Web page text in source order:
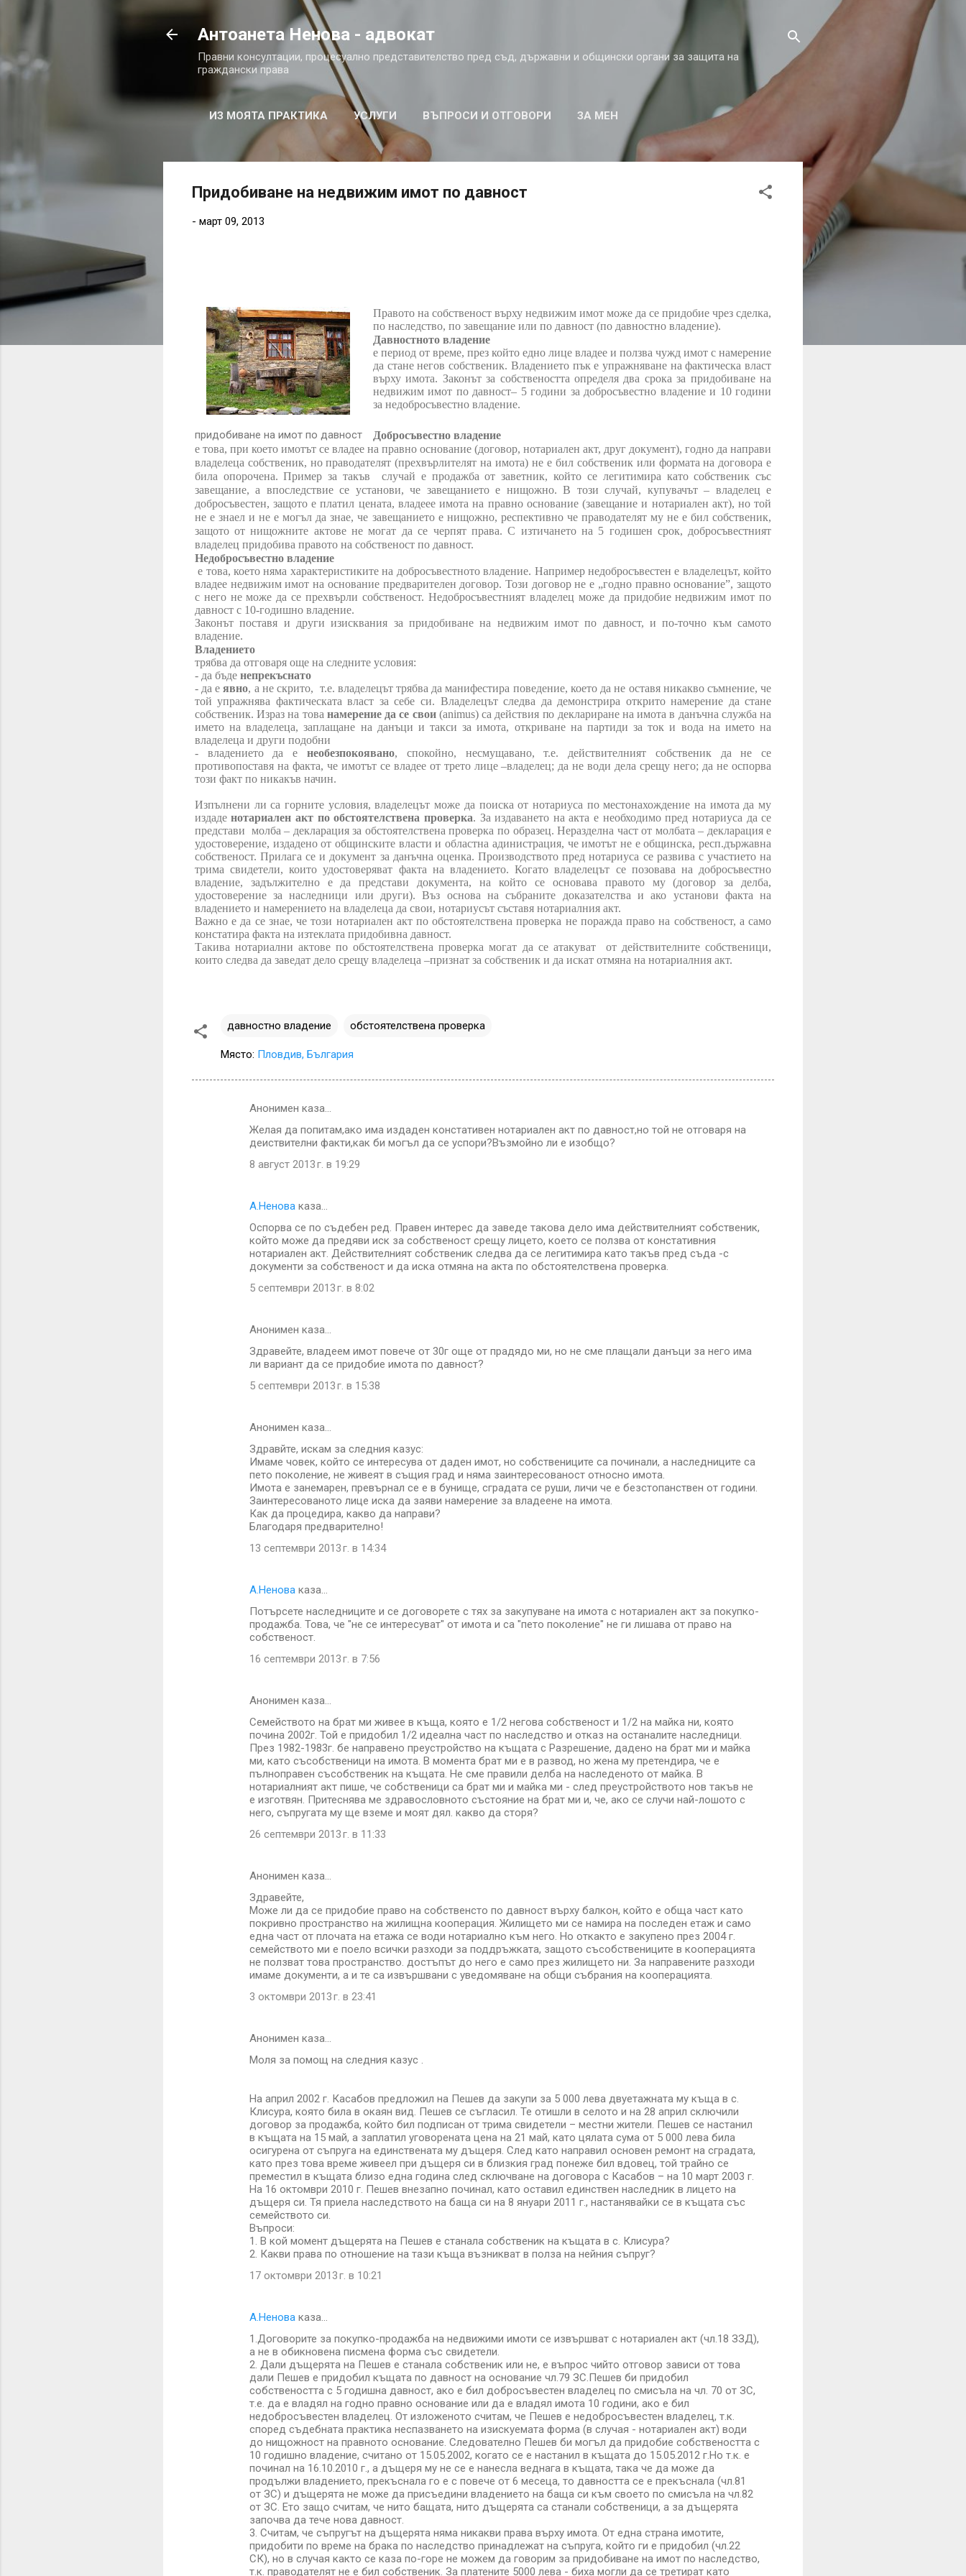
Антоанета Ненова - aдвокат
Правни консултации, процесуално представителство пред съд, държавни и общински органи за защита на
граждански права
ИЗ МОЯТА ПРАКТИКА УСЛУГИ ВЪПРОСИ И ОТГОВОРИ ЗА МЕН
Придобиване на недвижим имот по давност
- март 09, 2013
придобиване на имот по давност
Правото на собственост върху недвижим имот може да се придобие чрез сделка,
по наследство, по завещание или по давност (по давностно владение).
Давностното владение
е период от време, през който едно лице владее и ползва чужд имот с намерение
да стане негов собственик. Владението пък е упражняване на фактическа власт
върху имота. Законът за собствеността определя два срока за придобиване на
недвижим имот по давност– 5 години за добросъвестно владение и 10 години
за недобросъвестно владение.
Добросъвестно владение
е това, при което имотът се владее на правно основание (договор, нотариален акт, друг документ), годно да направи
владелеца собственик, но праводателят (прехвърлителят на имота) не е бил собственик или формата на договора е
била опорочена. Пример за такъв
случай е продажба от заветник, който се легитимира като собственик със
завещание, а впоследствие се установи, че завещанието е нищожно. В този случай, купувачът – владелец е
добросъвестен, защото е платил цената, владеее имота на правно основание (завещание и нотариален акт), но той
не е знаел и не е могъл да знае, че завещанието е нищожно, респективно че праводателят му не е бил собственик,
защото от нищожните актове не могат да се черпят права. С изтичането на 5 годишен срок, добросъвестният
владелец придобива правото на собственост по давност.
Недобросъвестно владение
е това, което няма характеристиките на добросъвестното владение. Например недобросъвестен е владелецът, който
владее недвижим имот на основание предварителен договор. Този договор не е „годно правно основание”, защото
с него не може да се прехвърли собственост. Недобросъвестният владелец може да придобие недвижим имот по
давност с 10-годишно владение.
Законът поставя и други изисквания за придобиване на недвижим имот по давност, и по-точно към самото
владение.
Владението
трябва да отговаря още на следните условия:
- да бъде непрекъснато
- да е явно, а не скрито, т.е. владелецът трябва да манифестира поведение, което да не оставя никакво съмнение, че
той упражнява фактическата власт за себе си. Владелецът следва да демонстрира открито намерение да стане
собственик. Израз на това намерение да се свои(animus)са действия по деклариране на имота в данъчна служба на
името на владелеца, заплащане на данъци и такси за имота, откриване на партиди за ток и вода на името на
владелеца и други подобни
- владението да е необезпокоявано, спокойно, несмущавано, т.е. действителният собственик да не се
противопоставя на факта, че имотът се владее от трето лице –владелец; да не води дела срещу него; да не оспорва
този факт по никакъв начин.
Изпълнени ли са горните условия, владелецът може да поиска от нотариуса по местонахождение на имота да му
издаденотариален акт по обстоятелствена проверка. За издаването на акта е необходимо пред нотариуса да се
представи молба – декларация за обстоятелствена проверка по образец. Неразделна част от молбата – декларация е
удостоверение, издадено от общинските власти и областна адинистрация, че имотът не е общинска, респ.държавна
собственост. Прилага се и документ за данъчна оценка. Производството пред нотариуса се развива с участието на
трима свидетели, които удостоверяват факта на владението. Когато владелецът се позовава на добросъвестно
владение, задължително е да представи документа, на който се основава правото му (договор за делба,
удостоверение за наследници или други). Въз основа на събраните доказателства и ако установи факта на
владението и намерението на владелеца да свои, нотариусът съставя нотариалния акт.
Важно е да се знае, че този нотариален акт по обстоятелствена проверка не поражда право на собственост, а само
констатира факта на изтеклата придобивна давност.
Такива нотариални актове по обстоятелствена проверка могат да се атакуват от действителните собственици,
които следва да заведат дело срещу владелеца –признат за собственик и да искат отмяна на нотариалния акт.
давностно владение обстоятелствена проверка
Място: Пловдив, България
Анонимен каза…
Желая да попитам,ако има издаден констативен нотариален акт по давност,но той не отговаря на
деиствителни факти,как би могъл да се успори?Възмойно ли е изобщо?
8 август 2013 г. в 19:29
А.Ненова каза…
Оспорва се по съдебен ред. Правен интерес да заведе такова дело има действителният собственик,
който може да предяви иск за собственост срещу лицето, което се ползва от констативния
нотариален акт. Действителният собственик следва да се легитимира като такъв пред съда -с
документи за собственост и да иска отмяна на акта по обстоятелствена проверка.
5 септември 2013 г. в 8:02
Анонимен каза…
Здравейте, владеем имот повече от 30г още от прадядо ми, но не сме плащали данъци за него има
ли вариант да се придобие имота по давност?
5 септември 2013 г. в 15:38
Анонимен каза…
Здравйте, искам за следния казус:
Имаме човек, който се интересува от даден имот, но собствениците са починали, а наследниците са
пето поколение, не живеят в същия град и няма заинтересованост относно имота.
Имота е занемарен, превърнал се е в бунище, сградата се руши, личи че е безстопанствен от години.
Заинтересованото лице иска да заяви намерение за владеене на имота.
Как да процедира, какво да направи?
Благодаря предварително!
13 септември 2013 г. в 14:34
А.Ненова каза…
Потърсете наследниците и се договорете с тях за закупуване на имота с нотариален акт за покупко-
продажба. Това, че "не се интересуват" от имота и са "пето поколение" не ги лишава от право на
собственост.
16 септември 2013 г. в 7:56
Анонимен каза…
Семейството на брат ми живее в къща, която е 1/2 негова собственост и 1/2 на майка ни, която
почина 2002г. Той е придобил 1/2 идеална част по наследство и отказ на останалите наследници.
През 1982-1983г. бе направено преустройство на къщата с Разрешение, дадено на брат ми и майка
ми, като съсобственици на имота. В момента брат ми е в развод, но жена му претендира, че е
пълноправен съсобственик на къщата. Не сме правили делба на наследеното от майка. В
нотариалният акт пише, че собственици са брат ми и майка ми - след преустройството нов такъв не
е изготвян. Притеснява ме здравословното състояние на брат ми и, че, ако се случи най-лошото с
него, съпругата му ще вземе и моят дял. какво да сторя?
26 септември 2013 г. в 11:33
Анонимен каза…
Здравейте,
Може ли да се придобие право на собственсто по давност върху балкон, който е обща част като
покривно пространство на жилищна кооперация. Жилището ми се намира на последен етаж и само
една част от плочата на етажа се води нотариално към него. Но откакто е закупено през 2004 г.
семейството ми е поело всички разходи за поддръжката, защото съсобствениците в кооперацията
не ползват това пространство. достъпът до него е само през жилището ни. За направените разходи
имаме документи, а и те са извършвани с уведомяване на общи събрания на кооперацията.
3 октомври 2013 г. в 23:41
Анонимен каза…
Моля за помощ на следния казус .
На април 2002 г. Касабов предложил на Пешев да закупи за 5 000 лева двуетажната му къща в с.
Клисура, която била в окаян вид. Пешев се съгласил. Те отишли в селото и на 28 април сключили
договор за продажба, който бил подписан от трима свидетели – местни жители. Пешев се настанил
в къщата на 15 май, а заплатил уговорената цена на 21 май, като цялата сума от 5 000 лева била
осигурена от съпруга на единствената му дъщеря. След като направил основен ремонт на сградата,
като през това време живеел при дъщеря си в близкия град понеже бил вдовец, той трайно се
преместил в къщата близо една година след сключване на договора с Касабов – на 10 март 2003 г.
На 16 октомври 2010 г. Пешев внезапно починал, като оставил единствен наследник в лицето на
дъщеря си. Тя приела наследството на баща си на 8 януари 2011 г., настанявайки се в къщата със
семейството си.
Въпроси:
1. В кой момент дъщерята на Пешев е станала собственик на къщата в с. Клисура?
2. Какви права по отношение на тази къща възникват в полза на нейния съпруг?
17 октомври 2013 г. в 10:21
А.Ненова каза…
1.Договорите за покупко-продажба на недвижими имоти се извършват с нотариален акт (чл.18 ЗЗД),
а не в обикновена писмена форма със свидетели.
2. Дали дъщерята на Пешев е станала собственик или не, е въпрос чийто отговор зависи от това
дали Пешев е придобил къщата по давност на основание чл.79 ЗС.Пешев би придобил
собствеността с 5 годишна давност, ако е бил добросъвестен владелец по смисъла на чл. 70 от ЗС,
т.е. да е владял на годно правно основание или да е владял имота 10 години, ако е бил
недобросъвестен владелец. От изложеното считам, че Пешев е недобросъвестен владелец, т.к.
според съдебната практика неспазването на изискуемата форма (в случая - нотариален акт) води
до нищожност на правното основание. Следователно Пешев би могъл да придобие собствеността с
10 годишно владение, считано от 15.05.2002, когато се е настанил в къщата до 15.05.2012 г.Но т.к. е
починал на 16.10.2010 г., а дъщеря му не се е нанесла веднага в къщата, така че да може да
продължи владението, прекъснала го е с повече от 6 месеца, то давността се е прекъснала (чл.81
от ЗС) и дъщерята не може да присъедини владението на баща си към своето по смисъла на чл.82
от ЗС. Ето защо считам, че нито бащата, нито дъщерята са станали собственици, а за дъщерята
започва да тече нова давност.
3. Считам, че съпругът на дъщерята няма никакви права върху имота. От една страна имотите,
придобити по време на брака по наследство принадлежат на съпруга, който ги е придобил (чл.22
СК), но в случая както се каза по-горе не можем да говорим за придобиване на имот по наследство,
т.к. праводателят не е бил собственик. За платените 5000 лева - биха могли да се третират като